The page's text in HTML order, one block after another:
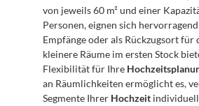
von jeweils 60 m² und einer
Personen, eignen sich
Empfänge oder als Rückzugsort für
kleinere Räume im ersten Stock
Flexibilität für Ihre
an Räumlichkeiten ermöglicht es,
Segmente Ihrer Hochzeit individuell